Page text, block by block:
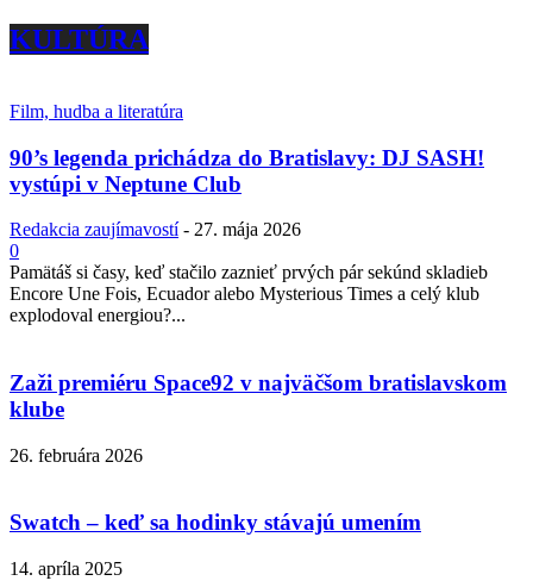
KULTÚRA
Film, hudba a literatúra
90’s legenda prichádza do Bratislavy: DJ SASH!
vystúpi v Neptune Club
Redakcia zaujímavostí - 27. mája 2026
0
Pamätáš si časy, keď stačilo zaznieť prvých pár sekúnd skladieb
Encore Une Fois, Ecuador alebo Mysterious Times a celý klub
explodoval energiou?...
Zaži premiéru Space92 v najväčšom bratislavskom
klube
26. februára 2026
Swatch – keď sa hodinky stávajú umením
14. apríla 2025